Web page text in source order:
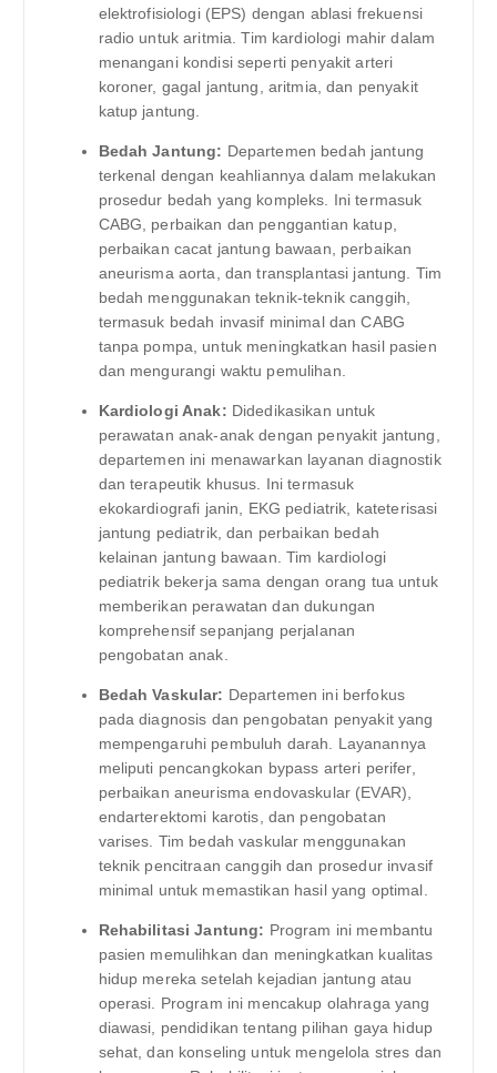
elektrofisiologi (EPS) dengan ablasi frekuensi
radio untuk aritmia. Tim kardiologi mahir dalam
menangani kondisi seperti penyakit arteri
koroner, gagal jantung, aritmia, dan penyakit
katup jantung.
Bedah Jantung: Departemen bedah jantung
terkenal dengan keahliannya dalam melakukan
prosedur bedah yang kompleks. Ini termasuk
CABG, perbaikan dan penggantian katup,
perbaikan cacat jantung bawaan, perbaikan
aneurisma aorta, dan transplantasi jantung. Tim
bedah menggunakan teknik-teknik canggih,
termasuk bedah invasif minimal dan CABG
tanpa pompa, untuk meningkatkan hasil pasien
dan mengurangi waktu pemulihan.
Kardiologi Anak: Didedikasikan untuk
perawatan anak-anak dengan penyakit jantung,
departemen ini menawarkan layanan diagnostik
dan terapeutik khusus. Ini termasuk
ekokardiografi janin, EKG pediatrik, kateterisasi
jantung pediatrik, dan perbaikan bedah
kelainan jantung bawaan. Tim kardiologi
pediatrik bekerja sama dengan orang tua untuk
memberikan perawatan dan dukungan
komprehensif sepanjang perjalanan
pengobatan anak.
Bedah Vaskular: Departemen ini berfokus
pada diagnosis dan pengobatan penyakit yang
mempengaruhi pembuluh darah. Layanannya
meliputi pencangkokan bypass arteri perifer,
perbaikan aneurisma endovaskular (EVAR),
endarterektomi karotis, dan pengobatan
varises. Tim bedah vaskular menggunakan
teknik pencitraan canggih dan prosedur invasif
minimal untuk memastikan hasil yang optimal.
Rehabilitasi Jantung: Program ini membantu
pasien memulihkan dan meningkatkan kualitas
hidup mereka setelah kejadian jantung atau
operasi. Program ini mencakup olahraga yang
diawasi, pendidikan tentang pilihan gaya hidup
sehat, dan konseling untuk mengelola stres dan